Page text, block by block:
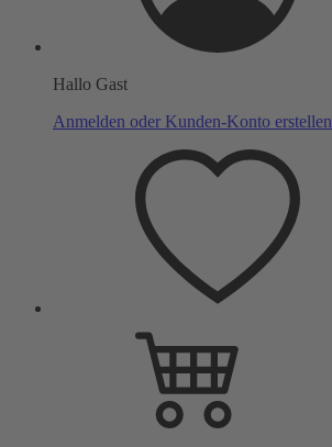
Hallo Gast
Anmelden oder Kunden-Konto erstellen